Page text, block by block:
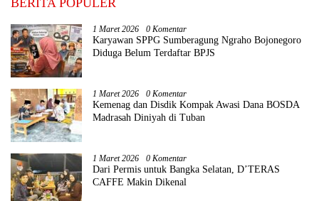
BERITA POPULER
1 Maret 2026 0 Komentar
Karyawan SPPG Sumberagung Ngraho Bojonegoro
Diduga Belum Terdaftar BPJS
1 Maret 2026 0 Komentar
Kemenag dan Disdik Kompak Awasi Dana BOSDA
Madrasah Diniyah di Tuban
1 Maret 2026 0 Komentar
Dari Permis untuk Bangka Selatan, D’TERAS
CAFFE Makin Dikenal